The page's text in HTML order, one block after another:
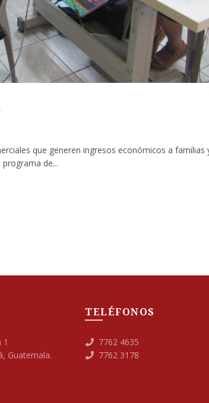
que generen ingresos económicos a familias
de...
1
Guatemala.
TELÉFONOS
7762 4635
7762 3178